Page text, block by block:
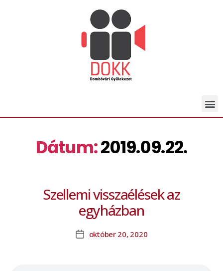
Dátum:2019.09.22.
Szellemi visszaélések az
egyházban
október 20, 2020